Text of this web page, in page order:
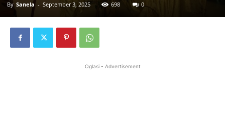
By Sanela - September 3, 2025 698 0
Oglasi - Advertisement